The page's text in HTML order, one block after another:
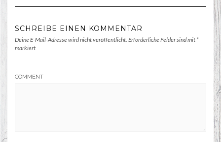
SCHREIBE EINEN KOMMENTAR
Deine E-Mail-Adresse wird nicht veröffentlicht. Erforderliche Felder sind mit *
markiert
COMMENT